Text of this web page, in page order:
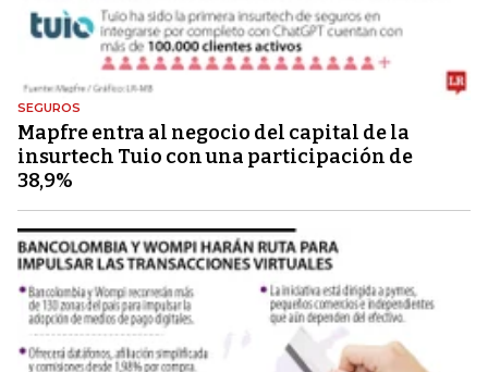
SEGUROS
Mapfre entra al negocio del capital de la
insurtech Tuio con una participación de
38,9%